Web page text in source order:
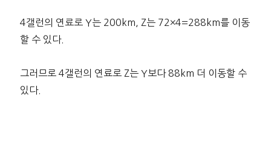
4갤런의 연료로 Y는 200km, Z는 72×4=288km를 이동
할 수 있다.
그러므로 4갤런의 연료로 Z는 Y보다 88km 더 이동할 수
있다.